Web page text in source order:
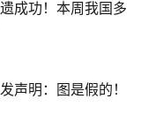
成功！本周我国多
声明：图是假的！